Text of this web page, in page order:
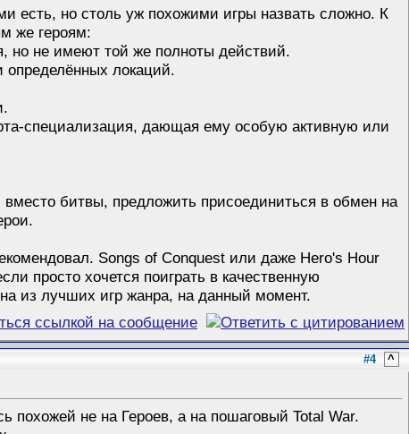
есть, но столь уж похожими игры назвать сложно. К
же героям:
но не имеют той же полноты действий.
определённых локаций.
специализация, дающая ему особую активную или
битвы, предложить присоединиться в обмен на
Songs of Conquest или даже Hero's Hour
просто хочется поиграть в качественную
из лучших игр жанра, на данный момент.
#4 ^
похожей не на Героев, а на пошаговый Total War.